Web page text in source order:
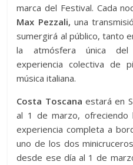
marca del Festival. Cada
Max Pezzali, una
sumergirá al público, tanto
la atmósfera única del
experiencia colectiva de
música italiana.
Costa Toscana estará en
al 1 de marzo, ofreciendo
experiencia completa a
uno de los dos
desde ese día al 1 de